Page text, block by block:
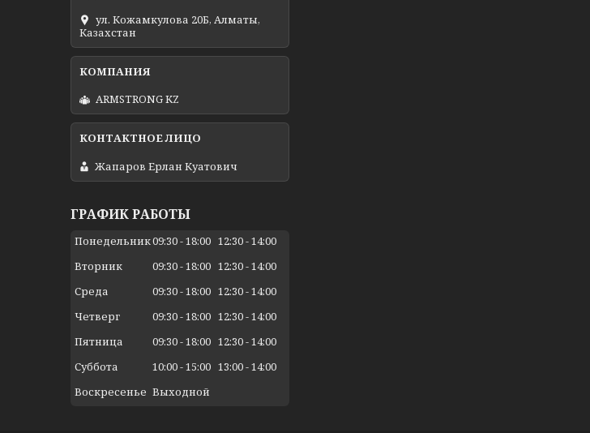
ул. Кожамкулова 20Б, Алматы,
Казахстан
ARMSTRONG KZ
Жапаров Ерлан Куатович
ГРАФИК РАБОТЫ
Понедельник09:30 18:00 12:30 14:00
Вторник
09:30 18:00 12:30 14:00
Среда
09:30 18:00 12:30 14:00
Четверг
09:30 18:00 12:30 14:00
Пятница
09:30 18:00 12:30 14:00
Суббота
10:00 15:00 13:00 14:00
Воскресенье Выходной